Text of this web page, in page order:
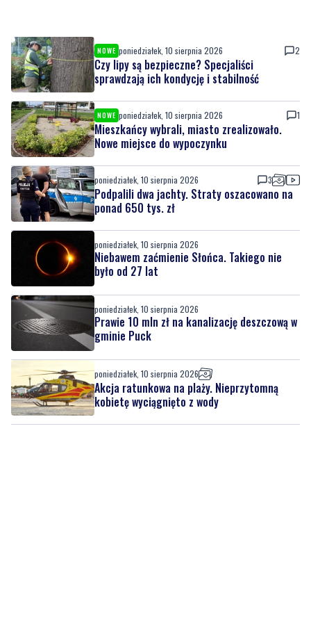
NOWE poniedziałek, 10 sierpnia 2026 2
Czy lipy są bezpieczne? Specjaliści
sprawdzają ich kondycję i stabilność
NOWE poniedziałek, 10 sierpnia 2026 1
Mieszkańcy wybrali, miasto zrealizowało.
Nowe miejsce do wypoczynku
poniedziałek, 10 sierpnia 2026 3
Podpalili dwa jachty. Straty oszacowano na
ponad 650 tys. zł
poniedziałek, 10 sierpnia 2026
Niebawem zaćmienie Słońca. Takiego nie
było od 27 lat
poniedziałek, 10 sierpnia 2026
Prawie 10 mln zł na kanalizację deszczową w
gminie Puck
poniedziałek, 10 sierpnia 2026
Akcja ratunkowa na plaży. Nieprzytomną
kobietę wyciągnięto z wody